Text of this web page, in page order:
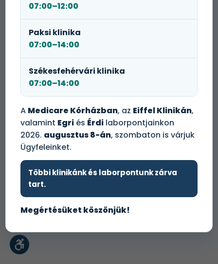
07:00–12:00
Paksi klinika
07:00–14:00
Székesfehérvári klinika
07:00–14:00
A Medicare Kórházban, az Eiffel Klinikán,
valamint Egri és Érdi laborpontjainkon
2026. augusztus 8-án, szombaton is várjuk
Ügyfeleinket.
Többi klinikánk és laborpontunk zárva
tart.
Megértésüket köszönjük!